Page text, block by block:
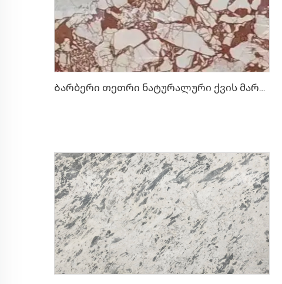
Ბარბერი თეთრი ნატურალური ქვის მარმარილო უწესრიგო წითელ-ყვითელი ნახატით